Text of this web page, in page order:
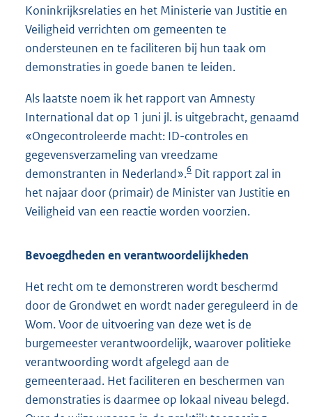
Koninkrijksrelaties en het Ministerie van Justitie en
Veiligheid verrichten om gemeenten te
ondersteunen en te faciliteren bij hun taak om
demonstraties in goede banen te leiden.
Als laatste noem ik het rapport van Amnesty
International dat op 1 juni jl. is uitgebracht, genaamd
«Ongecontroleerde macht: ID-controles en
gegevensverzameling van vreedzame
demonstranten in Nederland».6 Dit rapport zal in
het najaar door (primair) de Minister van Justitie en
Veiligheid van een reactie worden voorzien.
Bevoegdheden en verantwoordelijkheden
Het recht om te demonstreren wordt beschermd
door de Grondwet en wordt nader gereguleerd in de
Wom. Voor de uitvoering van deze wet is de
burgemeester verantwoordelijk, waarover politieke
verantwoording wordt afgelegd aan de
gemeenteraad. Het faciliteren en beschermen van
demonstraties is daarmee op lokaal niveau belegd.